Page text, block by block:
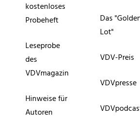
kostenloses
Probeheft
Leseprobe
des
VDVmagazin
Hinweise für
Autoren
Das
Lot"
VDV-Preis
VDVpresse